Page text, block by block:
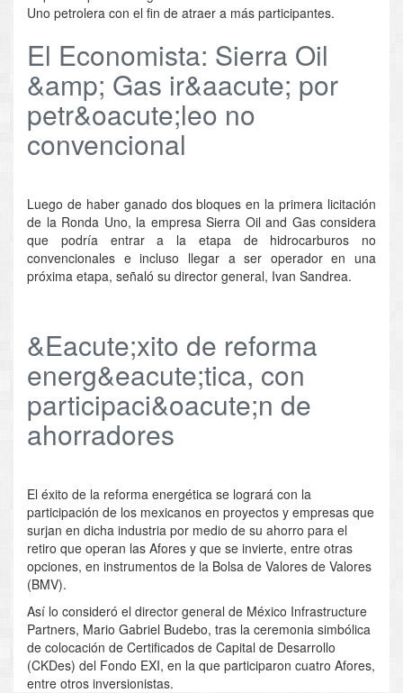
Uno petrolera con el fin de atraer a más participantes.
El Economista: Sierra Oil
&amp; Gas ir&aacute; por
petr&oacute;leo no
convencional
Luego de haber ganado dos bloques en la primera licitación
de la Ronda Uno, la empresa Sierra Oil and Gas considera
que podría entrar a la etapa de hidrocarburos no
convencionales e incluso llegar a ser operador en una
próxima etapa, señaló su director general, Ivan Sandrea.
&Eacute;xito de reforma
energ&eacute;tica, con
participaci&oacute;n de
ahorradores
El éxito de la reforma energética se logrará con la
participación de los mexicanos en proyectos y empresas que
surjan en dicha industria por medio de su ahorro para el
retiro que operan las Afores y que se invierte, entre otras
opciones, en instrumentos de la Bolsa de Valores de Valores
(BMV).
Así lo consideró el director general de México Infrastructure
Partners, Mario Gabriel Budebo, tras la ceremonia simbólica
de colocación de Certificados de Capital de Desarrollo
(CKDes) del Fondo EXI, en la que participaron cuatro Afores,
entre otros inversionistas.